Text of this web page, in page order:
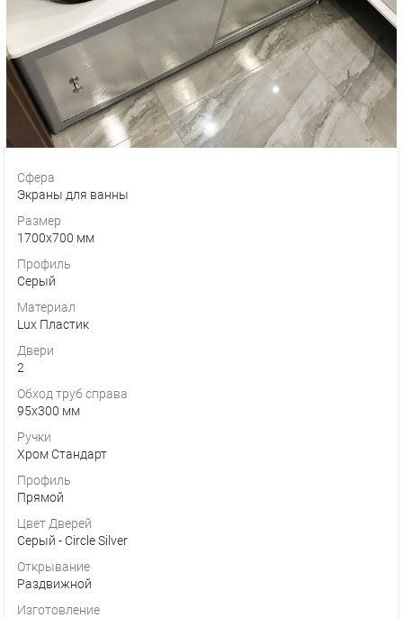
Сфера
Экраны для ванны
Размер
1700х700 мм
Профиль
Серый
Материал
Lux Пластик
Двери
2
Обход труб справа
95х300 мм
Ручки
Хром Стандарт
Профиль
Прямой
Цвет Дверей
Серый - Circle Silver
Открывание
Раздвижной
Изготовление